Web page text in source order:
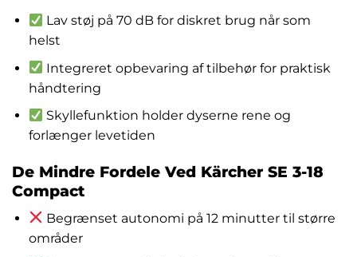
Lav støj på 70 dB for diskret brug når som
helst
Integreret opbevaring af tilbehør for praktisk
håndtering
Skyllefunktion holder dyserne rene og
forlænger levetiden
De Mindre Fordele Ved Kärcher SE 3-18
Compact
Begrænset autonomi på 12 minutter til større
områder